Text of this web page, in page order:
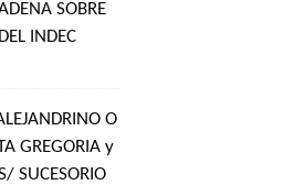
SOBRE
INDEC
O
GREGORIA y
SUCESORIO